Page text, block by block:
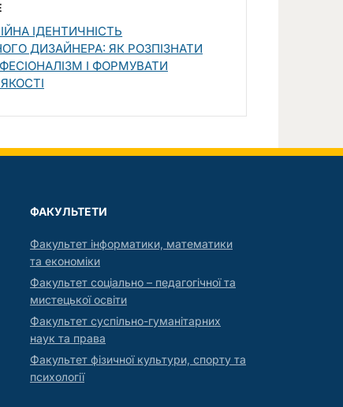
ІДЕНТИЧНІСТЬ
ДИЗАЙНЕРА: ЯК РОЗПІЗНАТИ
І ФОРМУВАТИ
ФАКУЛЬТЕТИ
Факультет інформатики, математики
та економіки
Факультет соціально – педагогічної та
мистецької освіти
Факультет суспільно-гуманітарних
наук та права
Факультет фізичної культури, спорту та
психології